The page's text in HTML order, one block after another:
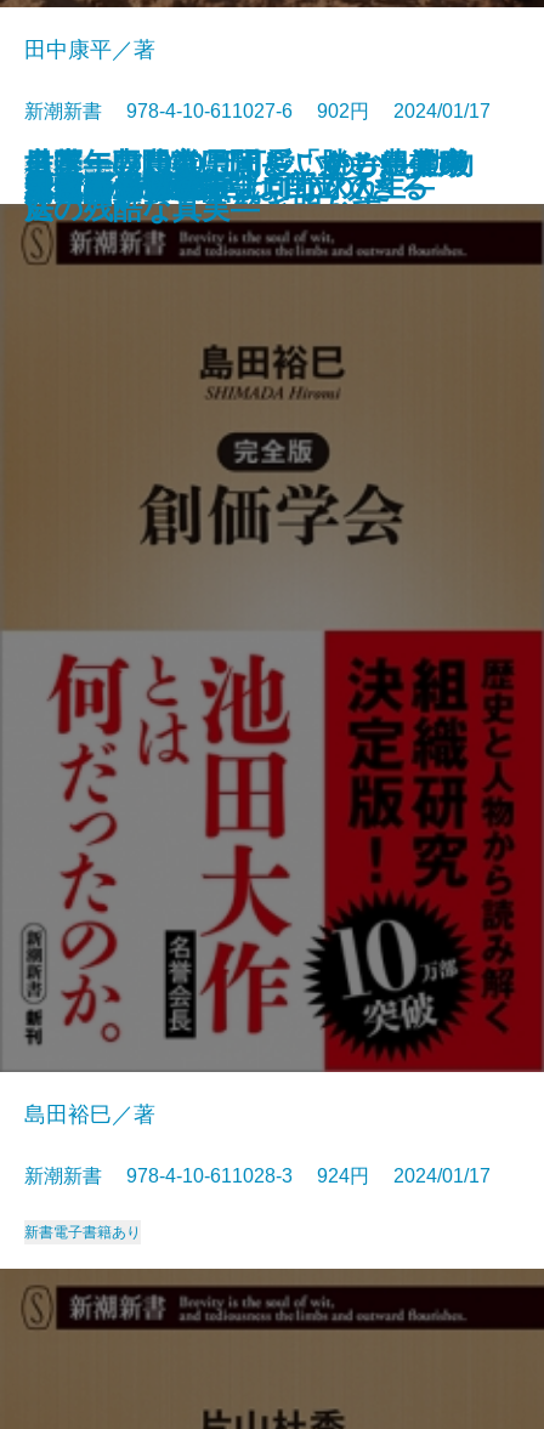
なぜこんな人が上司なのか
大人の居酒屋旅
本音
起死回生―逆転プロ野球人生―
1日10分の哲学
モフモフはなぜ可愛いのか―動物
行動学でヒトを解き明かす―
メンタル脳
テレビ局再編
日本一の農業県はどこか―農業の
通信簿―
最強の恐竜
田中康平／著
新潮新書 978-4-10-611027-6 902円 2024/01/17
新書電子書籍あり
完全版 創価学会
島田裕巳／著
新潮新書 978-4-10-611028-3 924円 2024/01/17
新書電子書籍あり
歴史は予言する
令和の山口組
親ガチャの哲学
ニッポンの闇
世帯年収1000万円―「勝ち組」家
庭の残酷な真実―
貧乏ピッツァ
大常識
引きこもりの7割は自立できる
名医・専門家に聞く すごい健康
法